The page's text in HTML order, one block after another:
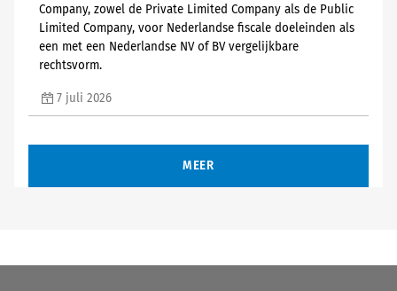
Company, zowel de Private Limited Company als de Public
Limited Company, voor Nederlandse fiscale doeleinden als
een met een Nederlandse NV of BV vergelijkbare
rechtsvorm.
7 juli 2026
MEER